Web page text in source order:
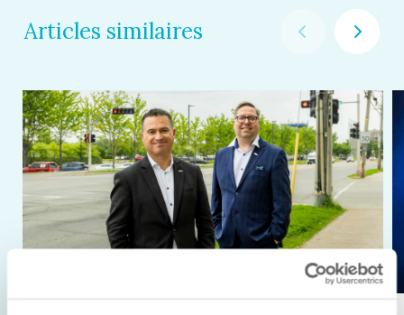
Articles similaires